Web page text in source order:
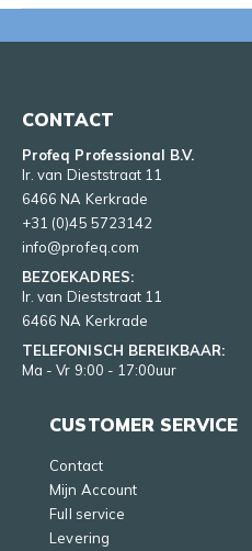
CONTACT
Profeq Professional B.V.
Ir. van Dieststraat 11
6466 NA Kerkrade
+31 (0)45 5723142
info@profeq.com
BEZOEKADRES:
Ir. van Dieststraat 11
6466 NA Kerkrade
TELEFONISCH BEREIKBAAR:
Ma - Vr 9:00 - 17:00uur
CUSTOMER SERVICE
Contact
Mijn Account
Full service
Levering